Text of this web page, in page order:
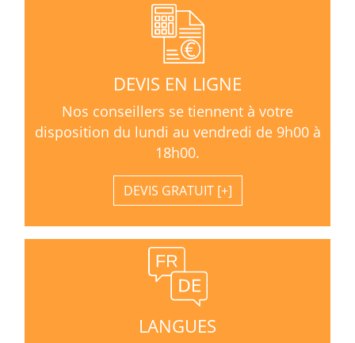
DEVIS EN LIGNE
Nos conseillers se tiennent à votre
disposition du lundi au vendredi de 9h00 à
18h00.
DEVIS GRATUIT
LANGUES